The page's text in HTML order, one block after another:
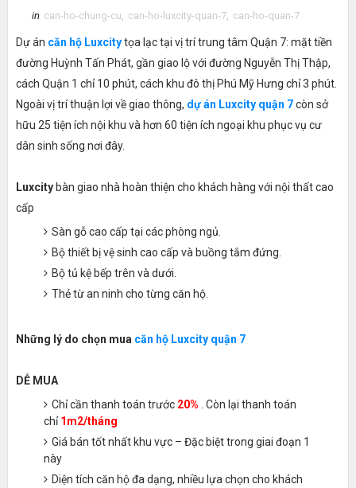
in can-ho-chung-cu, can-ho-luxcity-quan-7, can-ho-quan-7
Dự án căn hộ Luxcitytọa lạc tại vị trí trung tâm Quận 7: mặt tiền
đường Huỳnh Tấn Phát, gần giao lộ với đường Nguyễn Thị Thập,
cách Quận 1 chỉ 10 phút, cách khu đô thị Phú Mỹ Hưng chỉ 3 phút.
Ngoài vị trí thuận lợi về giao thông, dự án Luxcity quận 7còn sở
hữu 25 tiện ích nội khu và hơn 60 tiện ích ngoại khu phục vụ cư
dân sinh sống nơi đây.
Luxcitybàn giao nhà hoàn thiện cho khách hàng với nội thất cao
cấp
Sàn gỗ cao cấp tại các phòng ngủ.
Bộ thiết bị vệ sinh cao cấp và buồng tắm đứng.
Bộ tủ kệ bếp trên và dưới.
Thẻ từ an ninh cho từng căn hộ.
Những lý do chọn mua căn hộ Luxcity quận 7
DỄ MUA
Chỉ cần thanh toán trước 20% . Còn lại thanh toán
chỉ1m2/tháng
Giá bán tốt nhất khu vực – Đặc biệt trong giai đoạn 1
này
Diện tích căn hộ đa dạng, nhiều lựa chọn cho khách